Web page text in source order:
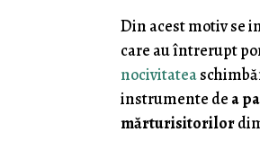
Din acest motiv se
care au întrerupt
nocivitatea
instrumente de a
mărturisitorilor